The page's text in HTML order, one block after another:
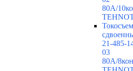
80А/
21-485-
03
80А/